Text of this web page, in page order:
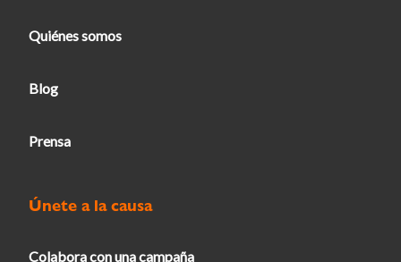
Quiénes somos
Blog
Prensa
Únete a la causa
Colabora con una campaña